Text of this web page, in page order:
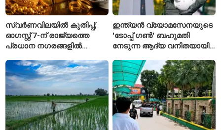
സ്വർണവിലയിൽ കുതിപ്പ്;
ഓഗസ്റ്റ് 7-ന് രാജ്യത്തെ
പ്രധാന നഗരങ്ങളിൽ
ഇന്ത്യൻ വ്യോമസേനയുടെ
'ടോപ്പ് ഗൺ' ബഹുമതി
നേടുന്ന ആദ്യ വനിതയായി